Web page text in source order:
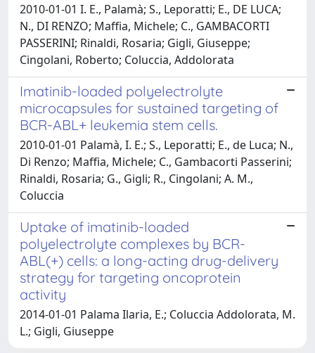
2010-01-01 I. E., Palamà; S., Leporatti; E., DE LUCA;
N., DI RENZO; Maffia, Michele; C., GAMBACORTI
PASSERINI; Rinaldi, Rosaria; Gigli, Giuseppe;
Cingolani, Roberto; Coluccia, Addolorata
Imatinib-loaded polyelectrolyte
microcapsules for sustained targeting of
BCR-ABL+ leukemia stem cells.
2010-01-01 Palamà, I. E.; S., Leporatti; E., de Luca; N.,
Di Renzo; Maffia, Michele; C., Gambacorti Passerini;
Rinaldi, Rosaria; G., Gigli; R., Cingolani; A. M.,
Coluccia
Uptake of imatinib-loaded
polyelectrolyte complexes by BCR-
ABL(+) cells: a long-acting drug-delivery
strategy for targeting oncoprotein
activity
2014-01-01 Palama Ilaria, E.; Coluccia Addolorata, M.
L.; Gigli, Giuseppe